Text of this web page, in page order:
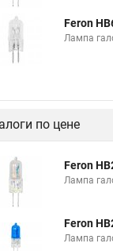
Feron
Лампа
по цене
Feron
Лампа
Feron
Лампа